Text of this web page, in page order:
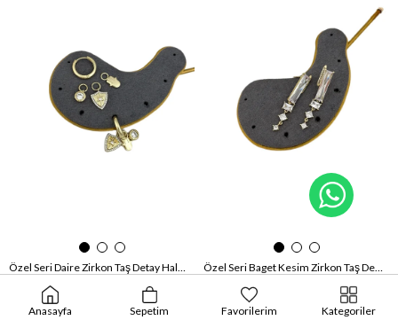
Özel Seri Daire Zirkon Taş Detay Halkada Çoklu Charm Küpe
₺345,00
Özel Seri Baget Kesim Zirkon Taş Detay Sallantılı Tasarım Küpe
₺325,00
Anasayfa Sepetim Favorilerim Kategoriler